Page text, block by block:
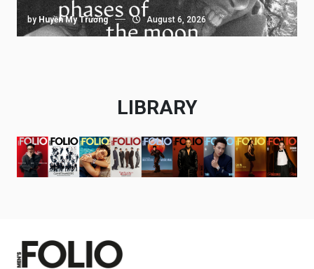
by Huyền My Trương August 6, 2026
LIBRARY